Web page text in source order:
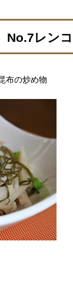
レン
布の炒め物